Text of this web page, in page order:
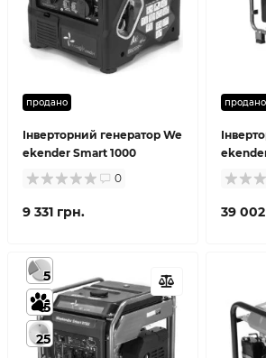
продано
Інверторний генератор We
ekender Smart 1000
0
9 331 грн.
продано
39
5
5
25